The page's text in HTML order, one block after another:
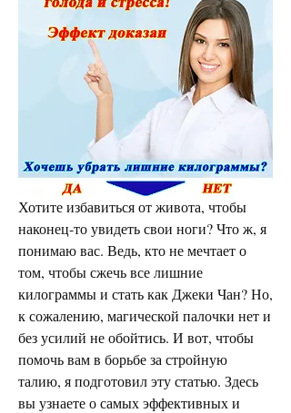
Хотите избавиться от живота, чтобы
наконец-то увидеть свои ноги? Что ж, я
понимаю вас. Ведь, кто не мечтает о
том, чтобы сжечь все лишние
килограммы и стать как Джеки Чан? Но,
к сожалению, магической палочки нет и
без усилий не обойтись. И вот, чтобы
помочь вам в борьбе за стройную
талию, я подготовил эту статью. Здесь
вы узнаете о самых эффективных и